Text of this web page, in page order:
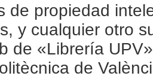
de propiedad
y cualquier otro
de «Librería
de